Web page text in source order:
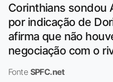
Corinthians sondou
por indicação de
afirma que não
negociação com o
Fonte SPFC.net